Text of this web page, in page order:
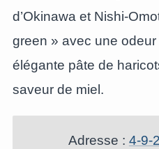
d’Okinawa et Nishi-
green » avec une
élégante pâte de
saveur de miel.
Adresse : 4-9-